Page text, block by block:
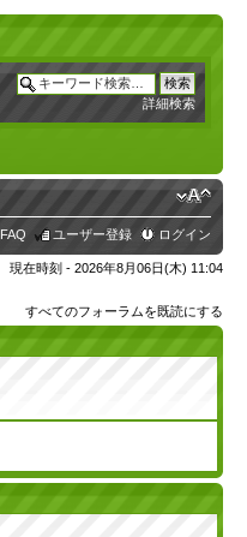
詳細検索
FAQ ユーザー登録 ログイン
現在時刻 - 2026年8月06日(木) 11:04
すべてのフォーラムを既読にする